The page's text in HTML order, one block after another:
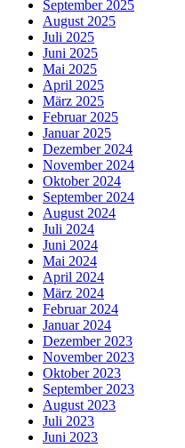
September 2025
August 2025
Juli 2025
Juni 2025
Mai 2025
April 2025
März 2025
Februar 2025
Januar 2025
Dezember 2024
November 2024
Oktober 2024
September 2024
August 2024
Juli 2024
Juni 2024
Mai 2024
April 2024
März 2024
Februar 2024
Januar 2024
Dezember 2023
November 2023
Oktober 2023
September 2023
August 2023
Juli 2023
Juni 2023